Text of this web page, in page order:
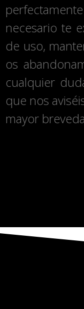
necesario te
de uso,
os
cualquier
que nos
mayor